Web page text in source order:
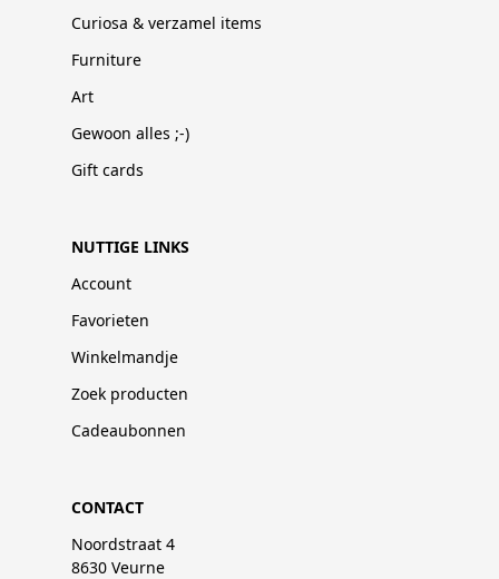
Curiosa & verzamel items
Furniture
Art
Gewoon alles ;-)
Gift cards
NUTTIGE LINKS
Account
Favorieten
Winkelmandje
Zoek producten
Cadeaubonnen
CONTACT
Noordstraat 4
8630 Veurne